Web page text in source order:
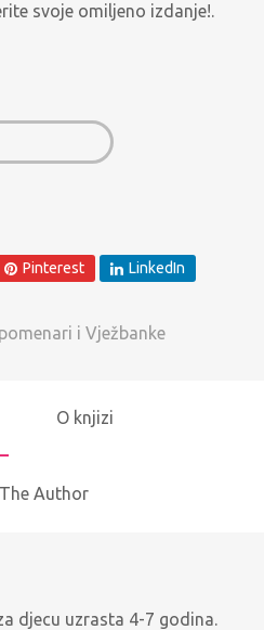
svoje omiljeno izdanje!.
Pinterest LinkedIn
i Vježbanke
O knjizi
Author
djecu uzrasta 4-7 godina.